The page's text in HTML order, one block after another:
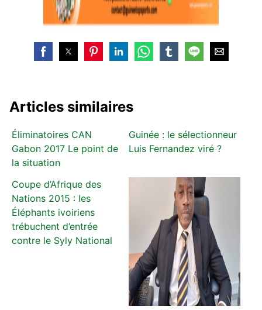
Articles similaires
Éliminatoires CAN
Gabon 2017 Le point de
la situation
Guinée : le sélectionneur
Luis Fernandez viré ?
Coupe d’Afrique des
Nations 2015 : les
Éléphants ivoiriens
trébuchent d’entrée
contre le Syly National